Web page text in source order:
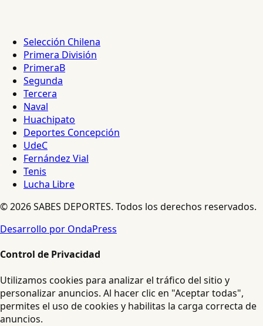
Selección Chilena
Primera División
PrimeraB
Segunda
Tercera
Naval
Huachipato
Deportes Concepción
UdeC
Fernández Vial
Tenis
Lucha Libre
© 2026 SABES DEPORTES. Todos los derechos reservados.
Desarrollo por OndaPress
Control de Privacidad
Utilizamos cookies para analizar el tráfico del sitio y
personalizar anuncios. Al hacer clic en "Aceptar todas",
permites el uso de cookies y habilitas la carga correcta de
anuncios.